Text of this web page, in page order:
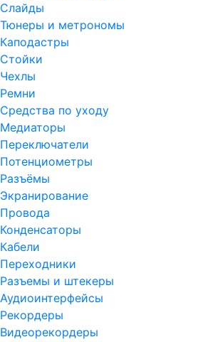
Слайды
Тюнеры и метрономы
Каподастры
Стойки
Чехлы
Ремни
Средства по уходу
Медиаторы
Переключатели
Потенциометры
Разъёмы
Экранирование
Провода
Конденсаторы
Кабели
Переходники
Разъемы и штекеры
Аудиоинтерфейсы
Рекордеры
Видеорекордеры